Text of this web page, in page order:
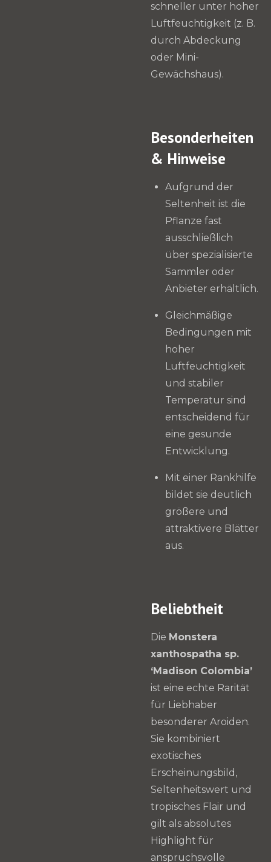
schneller unter hoher
Luftfeuchtigkeit (z. B.
durch Abdeckung
oder Mini-
Gewächshaus).
Besonderheiten
& Hinweise
Aufgrund der
Seltenheit ist die
Pflanze fast
ausschließlich
über spezialisierte
Sammler oder
Anbieter erhältlich.
Gleichmäßige
Bedingungen mit
hoher
Luftfeuchtigkeit
und stabiler
Temperatur sind
entscheidend für
eine gesunde
Entwicklung.
Mit einer Rankhilfe
bildet sie deutlich
größere und
attraktivere Blätter
aus.
Beliebtheit
Die Monstera
xanthospatha sp.
‘Madison Colombia’
ist eine echte Rarität
für Liebhaber
besonderer Aroiden.
Sie kombiniert
exotisches
Erscheinungsbild,
Seltenheitswert und
tropisches Flair und
gilt als absolutes
Highlight für
anspruchsvolle